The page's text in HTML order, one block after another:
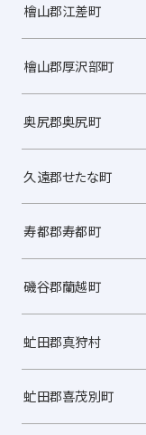
檜山郡江差町
檜山郡厚沢部町
奥尻郡奥尻町
久遠郡せたな町
寿都郡寿都町
磯谷郡蘭越町
虻田郡真狩村
虻田郡喜茂別町